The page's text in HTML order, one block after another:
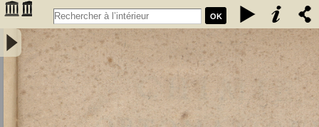
OK
Chimie optomatique ou l'art d'apprendre facilement cette science en
aidant le discours, de tableaux, de figures et de caractères
symboliques, afin de mieux saisir, par la vue, les rapports de la
composition et de la décomposition des corps par F. G. Courrejolles.